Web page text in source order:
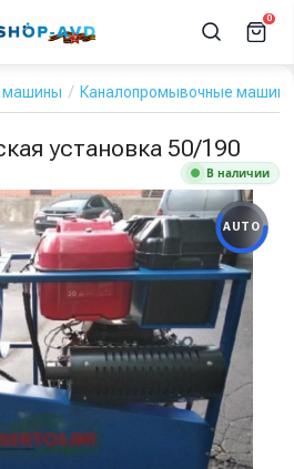
0
машины Каналопромывочные
установка 50/190
В наличии
AUTO